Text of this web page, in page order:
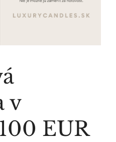
v
EUR